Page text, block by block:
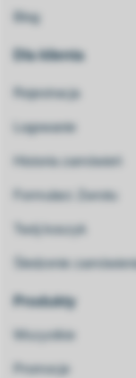
Blog
Dla klienta
Rejestracja
Logowanie
Historia zamówień
Formularz Zwrotu
Twój koszyk
Śledzenie
Produkty
Wszystkie
Promocje